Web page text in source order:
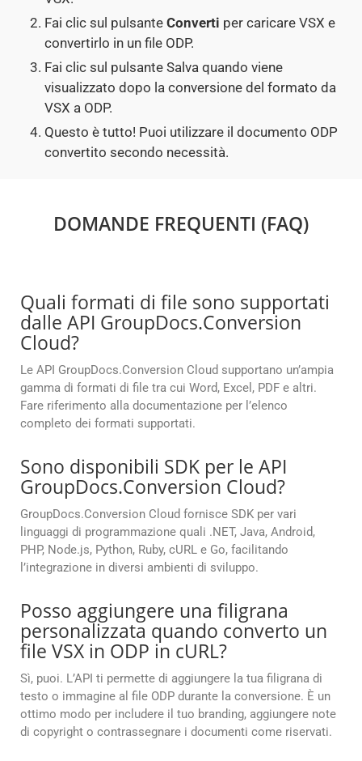
Fai clic sul pulsante Converti per caricare VSX e
convertirlo in un file ODP.
Fai clic sul pulsante Salva quando viene
visualizzato dopo la conversione del formato da
VSX a ODP.
Questo è tutto! Puoi utilizzare il documento ODP
convertito secondo necessità.
DOMANDE FREQUENTI (FAQ)
Quali formati di file sono supportati
dalle API GroupDocs.Conversion
Cloud?
Le API GroupDocs.Conversion Cloud supportano un’ampia
gamma di formati di file tra cui Word, Excel, PDF e altri.
Fare riferimento alla documentazione per l’elenco
completo dei formati supportati.
Sono disponibili SDK per le API
GroupDocs.Conversion Cloud?
GroupDocs.Conversion Cloud fornisce SDK per vari
linguaggi di programmazione quali .NET, Java, Android,
PHP, Node.js, Python, Ruby, cURL e Go, facilitando
l’integrazione in diversi ambienti di sviluppo.
Posso aggiungere una filigrana
personalizzata quando converto un
file VSX in ODP in cURL?
Sì, puoi. L’API ti permette di aggiungere la tua filigrana di
testo o immagine al file ODP durante la conversione. È un
ottimo modo per includere il tuo branding, aggiungere note
di copyright o contrassegnare i documenti come riservati.